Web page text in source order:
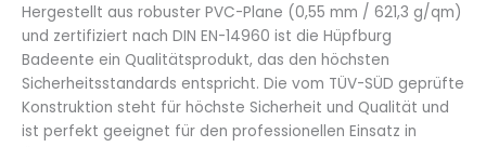
Hergestellt aus robuster PVC-Plane (0,55 mm / 621,3 g/qm)
und zertifiziert nach DIN EN-14960 ist die Hüpfburg
Badeente ein Qualitätsprodukt, das den höchsten
Sicherheitsstandards entspricht. Die vom TÜV-SÜD geprüfte
Konstruktion steht für höchste Sicherheit und Qualität und
ist perfekt geeignet für den professionellen Einsatz in